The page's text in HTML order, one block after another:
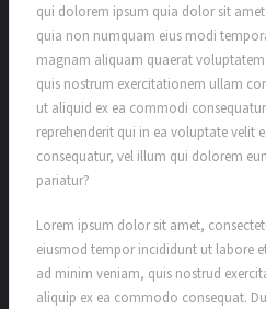
qui dolorem ipsum quia dolor sit
quia non numquam eius modi
magnam aliquam quaerat
quis nostrum exercitationem ullam
ut aliquid ex ea commodi
reprehenderit qui in ea voluptate velit
consequatur, vel illum qui dolorem
pariatur?
Lorem ipsum dolor sit amet,
eiusmod tempor incididunt ut labore
ad minim veniam, quis nostrud
aliquip ex ea commodo consequat.